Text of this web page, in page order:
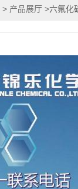
> 产品展厅 >六氟化